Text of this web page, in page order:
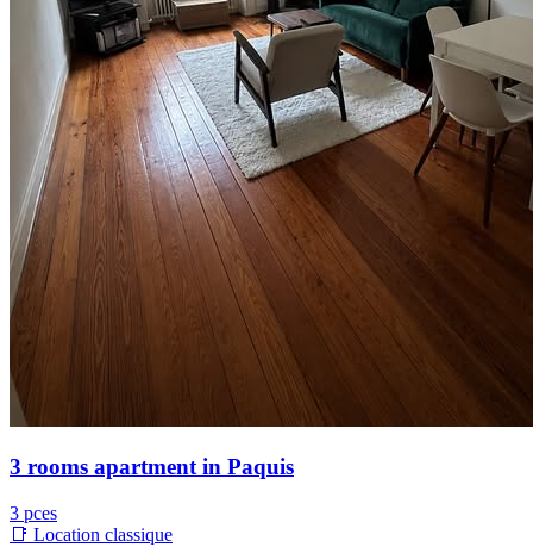
3 rooms apartment in Paquis
3 pces
📑 Location classique